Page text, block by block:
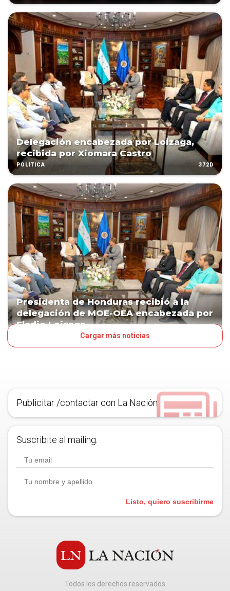
Delegación encabezada por Loizaga,
recibida por Xiomara Castro
POLÍTICA 372D
Presidenta de Honduras recibió a la
delegación de MOE-OEA encabezada por
Eladio Loizaga
Cargar más noticias
Publicitar /contactar con La Nación
Suscribite al mailing.
Listo, quiero suscribirme
Todos los derechos reservados